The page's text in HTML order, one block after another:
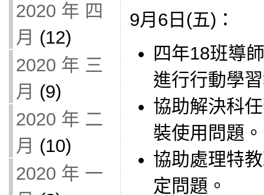
2020 年 四
月 (12)
2020 年 三
月 (9)
2020 年 二
月 (10)
2020 年 一
9月6日(五)：
四年18班導
進行行動學
協助解決科
裝使用問題。
協助處理特
定問題。